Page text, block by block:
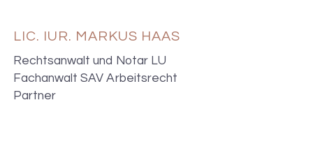
LIC. IUR. MARKUS HAAS
Rechtsanwalt und Notar LU
Fachanwalt SAV Arbeitsrecht
Partner